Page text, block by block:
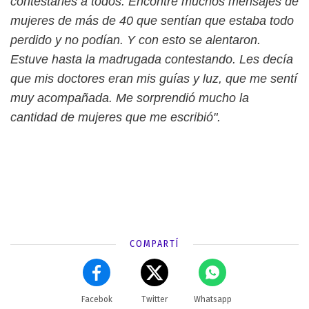
mujeres de más de 40 que sentían que estaba todo
perdido y no podían. Y con esto se alentaron.
Estuve hasta la madrugada contestando. Les decía
que mis doctores eran mis guías y luz, que me sentí
muy acompañada. Me sorprendió mucho la
cantidad de mujeres que me escribió".
COMPARTÍ
Facebok Twitter Whatsapp